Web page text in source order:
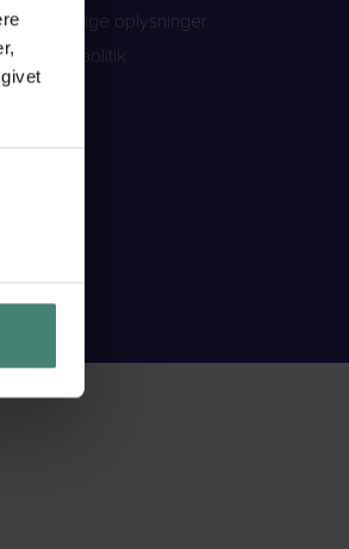
Lovpligtige oplysninger
Cookiepolitik